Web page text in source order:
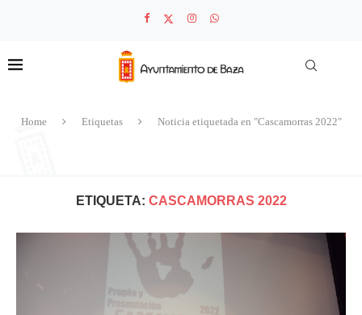
Home Etiquetas Noticia etiquetada en "Cascamorras 2022"
ETIQUETA: CASCAMORRAS 2022